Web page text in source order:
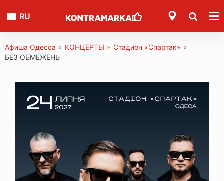
RU
Афиша Одесса » КОНЦЕРТЫ » Стадион «Спартак» »
БЕЗ ОБМЕЖЕНЬ